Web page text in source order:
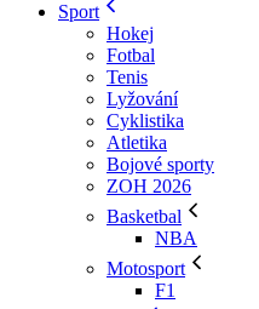
Sport
Hokej
Fotbal
Tenis
Lyžování
Cyklistika
Atletika
Bojové sporty
ZOH 2026
Basketbal
NBA
Motosport
F1